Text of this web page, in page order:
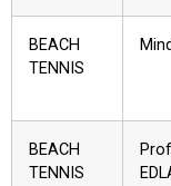
BEACH
TENNIS
BEACH
TENNIS